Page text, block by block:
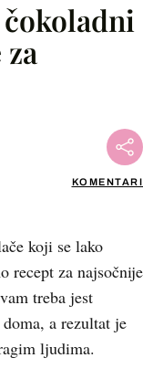
KOMENTARI
koji se lako
recept za najsočnije
treba jest
a rezultat je
ljudima.